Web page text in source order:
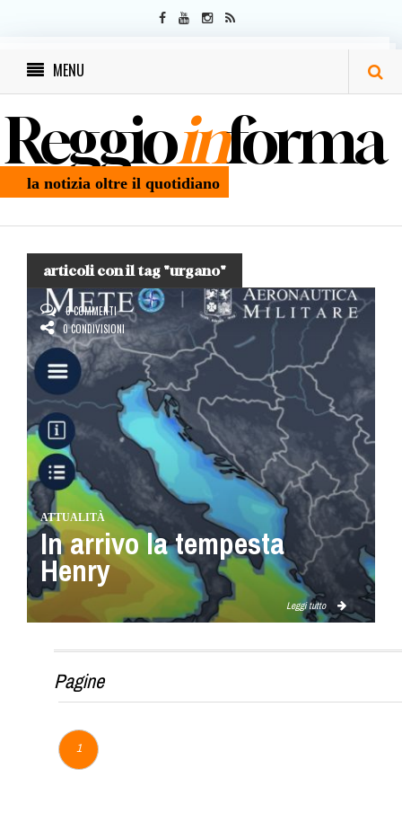
MENU
Reggioinforma
la notizia oltre il quotidiano
articoli con il tag "urgano"
0 COMMENTI
0 CONDIVISIONI
ATTUALITÀ
In arrivo la tempesta
Henry
Leggi tutto
Pagine
1